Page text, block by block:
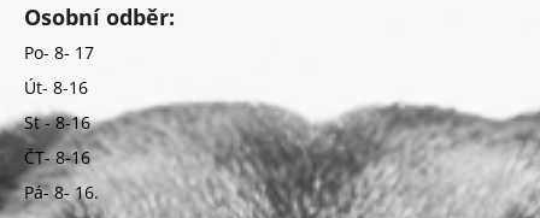
Osobní odběr:
Po- 8- 17
Út- 8-16
St - 8-16
ČT- 8-16
Pá- 8- 16.